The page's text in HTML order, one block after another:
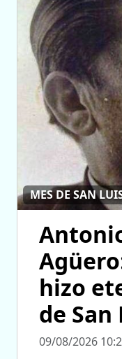
MES DE SAN
hizo
de San
09/08/2026